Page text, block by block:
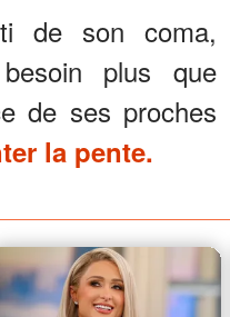
de son coma,
plus que
de ses proches
la pente.